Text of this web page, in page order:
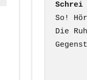
Schrei
So!
Die